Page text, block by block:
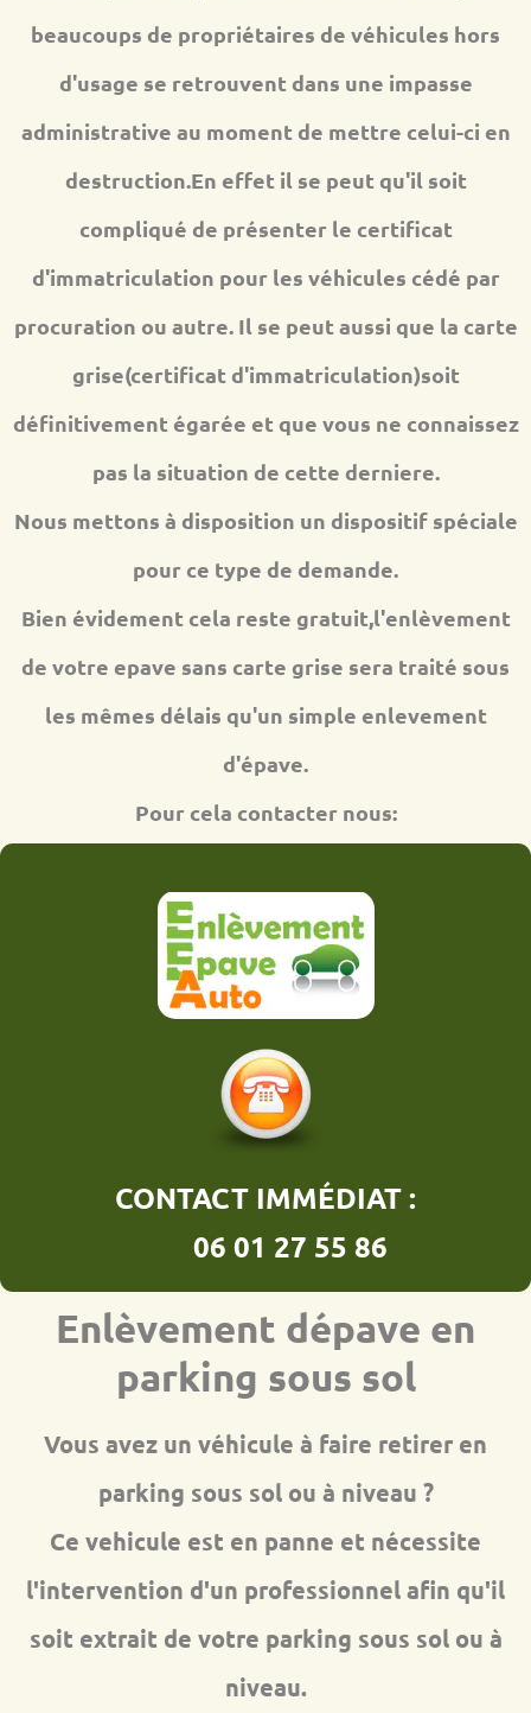
beaucoups de propriétaires de véhicules hors
d'usage se retrouvent dans une impasse
administrative au moment de mettre celui-ci en
destruction.En effet il se peut qu'il soit
compliqué de présenter le certificat
d'immatriculation pour les véhicules cédé par
procuration ou autre. Il se peut aussi que la carte
grise(certificat d'immatriculation)soit
définitivement égarée et que vous ne connaissez
pas la situation de cette derniere.
Nous mettons à disposition un dispositif spéciale
pour ce type de demande.
Bien évidement cela reste gratuit,l'enlèvement
de votre epave sans carte grise sera traité sous
les mêmes délais qu'un simple enlevement
d'épave.
Pour cela contacter nous:
CONTACT IMMÉDIAT :
06 01 27 55 86
Enlèvement dépave en
parking sous sol
Vous avez un véhicule à faire retirer en
parking sous sol ou à niveau ?
Ce vehicule est en panne et nécessite
l'intervention d'un professionnel afin qu'il
soit extrait de votre parking sous sol ou à
niveau.